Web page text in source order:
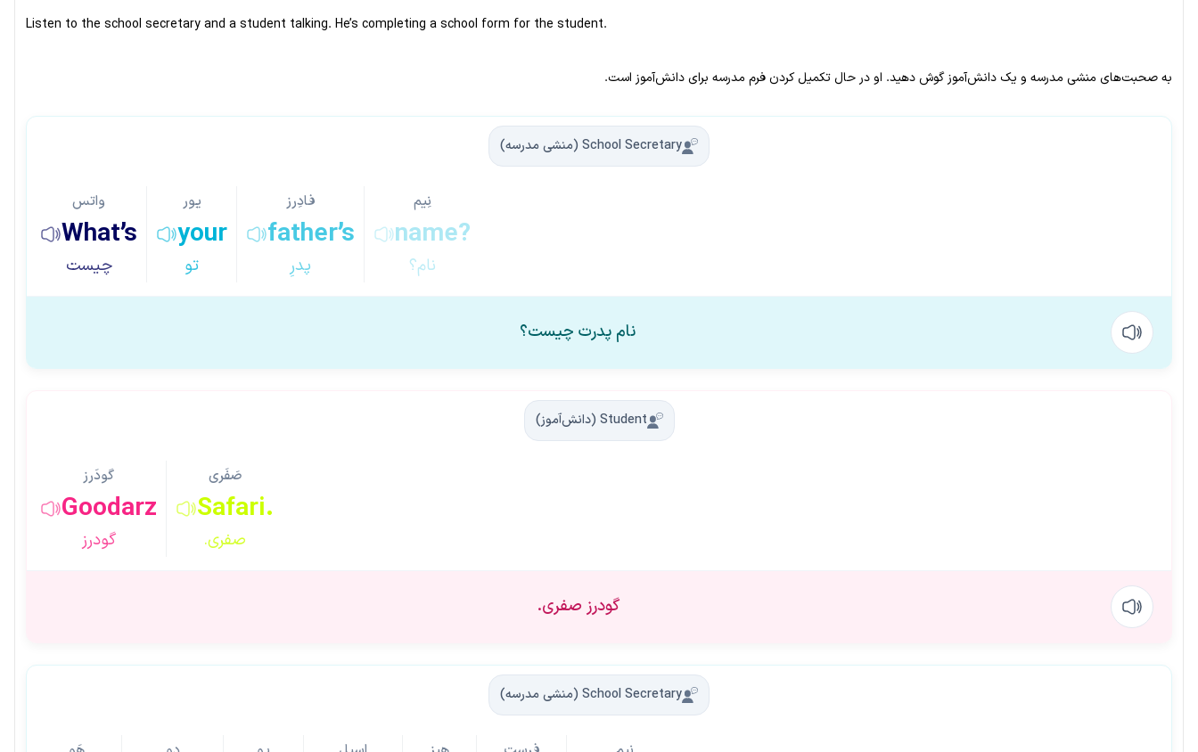
Listen to the school secretary and a student talking. He’s completing a school form for the student.
به صحبت‌های منشی مدرسه و یک دانش‌آموز گوش دهید. او در حال تکمیل کردن فرم مدرسه برای دانش‌آموز است.
School Secretary (منشی مدرسه)
واتس
What’s
چیست
یور
your
تو
فادِرز
father’s
پدرِ
نِیم
name?
نام؟
نام پدرت چیست؟
Student (دانش‌آموز)
گودَرز
Goodarz
گودرز
صَفَری
Safari.
صفری.
گودرز صفری.
School Secretary (منشی مدرسه)